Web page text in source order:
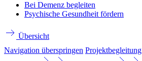
Bei Demenz begleiten
Psychische Gesundheit fördern
Übersicht
Navigation überspringen Projektbegleitung